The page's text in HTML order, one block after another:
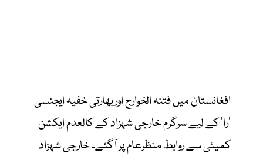
افغانستان میں فتنہ الخوارج اوربھارتی خفیہ ایجنسی
’را‘ کے لیے سرگرم خارجی شہزاد کے کالعدم ایکشن
کمیٹی سے روابط منظرعام پر آگئے۔ خارجی شہزاد